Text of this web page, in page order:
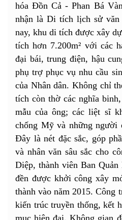
hóa Đồn Cả - Phan Bá
nhận là Di tích lịch sử văn
nay, khu di tích được xây
tích hơn 7.200m² với các
đại bái, trung điện, hậu
phụ trợ phục vụ nhu cầu
của Nhân dân. Không chỉ
tích còn thờ các nghĩa
mẫu của ông; các liệt sĩ
chống Mỹ và những người
Đây là nét đặc sắc, góp
và nhân văn sâu sắc cho
Diệp, thành viên Ban
đền được khởi công xây
thành vào năm 2015. Công
kiến trúc truyền thống, kết